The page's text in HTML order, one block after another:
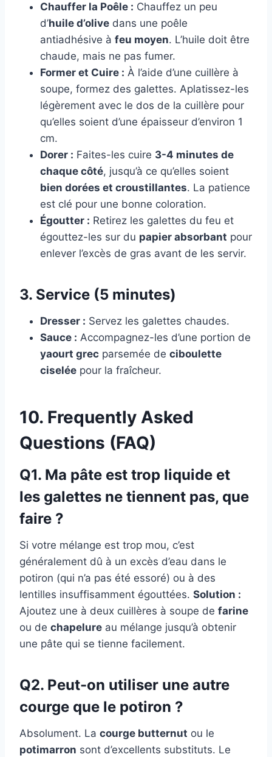
Chauffer la Poêle : Chauffez un peu
d’huile d’olive dans une poêle
antiadhésive à feu moyen. L’huile doit être
chaude, mais ne pas fumer.
Former et Cuire : À l’aide d’une cuillère à
soupe, formez des galettes. Aplatissez-les
légèrement avec le dos de la cuillère pour
qu’elles soient d’une épaisseur d’environ 1
cm.
Dorer : Faites-les cuire 3-4 minutes de
chaque côté, jusqu’à ce qu’elles soient
bien dorées et croustillantes. La patience
est clé pour une bonne coloration.
Égoutter : Retirez les galettes du feu et
égouttez-les sur du papier absorbant pour
enlever l’excès de gras avant de les servir.
3. Service (5 minutes)
Dresser : Servez les galettes chaudes.
Sauce : Accompagnez-les d’une portion de
yaourt grec parsemée de ciboulette
ciselée pour la fraîcheur.
10. Frequently Asked
Questions (FAQ)
Q1. Ma pâte est trop liquide et
les galettes ne tiennent pas, que
faire ?
Si votre mélange est trop mou, c’est
généralement dû à un excès d’eau dans le
potiron (qui n’a pas été essoré) ou à des
lentilles insuffisamment égouttées. Solution :
Ajoutez une à deux cuillères à soupe de farine
ou de chapelure au mélange jusqu’à obtenir
une pâte qui se tienne facilement.
Q2. Peut-on utiliser une autre
courge que le potiron ?
Absolument. La courge butternut ou le
potimarron sont d’excellents substituts. Le